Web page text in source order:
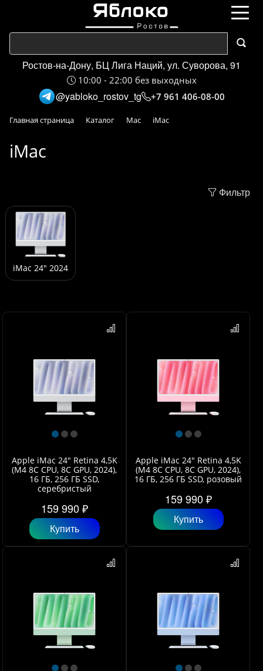
Ростов-на-Дону, БЦ Лига Наций, ул. Суворова, 91
10:00 - 22:00 без выходных
@yabloko_rostov_tg +7 961 406-08-00
Главная страница Каталог Mac iMac
iMac
Фильтр
iMac 24" 2024
Apple iMac 24" Retina 4,5K
(M4 8C CPU, 8C GPU, 2024),
16 ГБ, 256 ГБ SSD,
серебристый
159 990 ₽
Купить
Apple iMac 24" Retina 4,5K
(M4 8C CPU, 8C GPU, 2024),
16 ГБ, 256 ГБ SSD, розовый
159 990 ₽
Купить